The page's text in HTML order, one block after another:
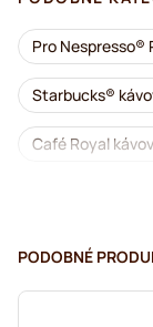
Pro Nespresso®
Starbucks®
Café Royal
Kávovary pro
Káva bez
PODOBNÉ